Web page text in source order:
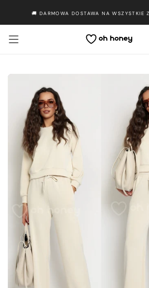
🚚 DARMOWA DOSTAWA NA WSZYSTKIE